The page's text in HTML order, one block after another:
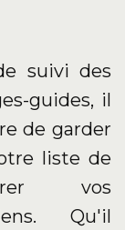
suivi des
guides, il
de garder
liste de
vos
Qu'il